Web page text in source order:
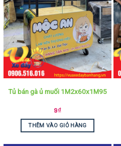
Tủ bán gà ủ muối 1M2x60x1M95
9₫
THÊM VÀO GIỎ HÀNG